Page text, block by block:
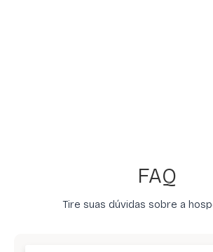
FAQ
Tire suas dúvidas sobre a